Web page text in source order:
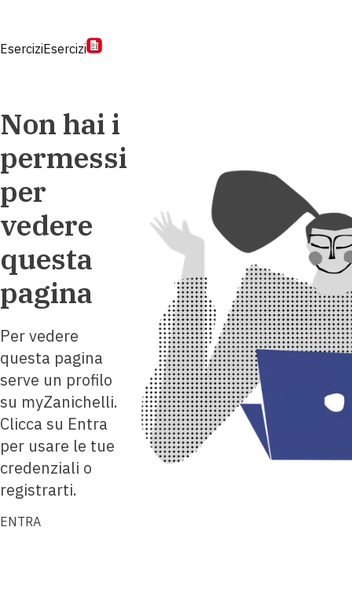
EserciziEsercizi
Non hai i
permessi
per
vedere
questa
pagina
Per vedere
questa pagina
serve un profilo
su myZanichelli.
Clicca su Entra
per usare le tue
credenziali o
registrarti.
ENTRA